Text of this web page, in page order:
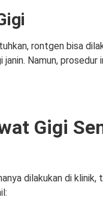
rontgen bisa
janin. Namun,
Gigi
dilakukan di